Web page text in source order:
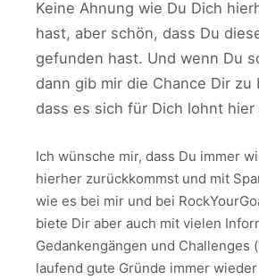
Keine Ahnung wie Du Dich
hast, aber schön, dass Du
gefunden hast. Und wenn Du
dann gib mir die Chance Dir zu
dass es sich für Dich lohnt hier
Ich wünsche mir, dass Du immer
hierher zurückkommst und mit
wie es bei mir und bei
biete Dir aber auch mit vielen
Gedankengängen und Challenges
laufend gute Gründe immer wieder